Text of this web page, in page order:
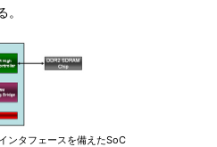
。
ンタフェースを備えたSoC